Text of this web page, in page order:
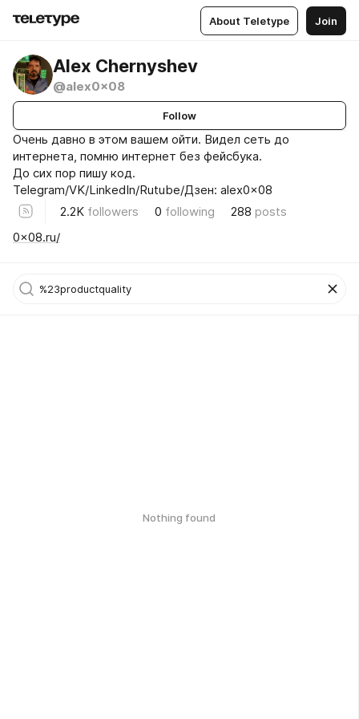
About Teletype Join
Alex Chernyshev
@alex0x08
Follow
Очень давно в этом вашем ойти. Видел сеть до
интернета, помню интернет без фейсбука.
До сих пор пишу код.
Telegram/VK/LinkedIn/Rutube/Дзен: alex0x08
2.2K followers 0 following 288 posts
0x08.ru/
Nothing found